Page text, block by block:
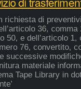
di
36,
50, e dell’articolo
76, convertito,
successive
materiale
Tape Library in